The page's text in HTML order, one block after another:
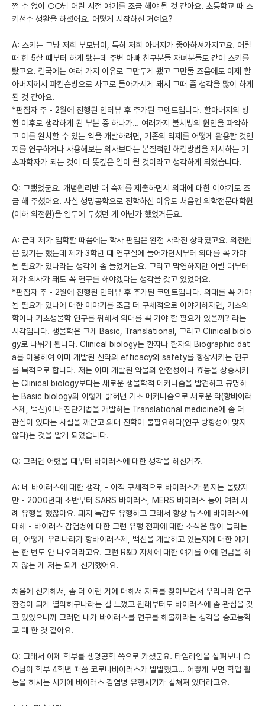
쩔 수 없이 ○○님 어린 시절 얘기를 조금 해야 될 것 같아요. 초등학교 때 스
키선수 생활을 하셨어요. 어떻게 시작하신 거예요?
A: 스키는 그냥 저희 부모님이, 특히 저희 아버지가 좋아하셔가지고요. 어릴
때 한 5살 때부터 하게 됐는데 주변 아빠 친구분들 자녀분들도 같이 스키를
탔고요. 결국에는 여러 가지 이유로 그만두게 됐고 그만둘 즈음에도 이제 할
아버지께서 파킨슨병으로 사고로 돌아가시게 돼서 그때 좀 생각을 많이 하게
된 것 같아요.
*편집자 주 - 2월에 진행된 인터뷰 후 추가된 코멘트입니다. 할아버지의 병
환 이후로 생각하게 된 부분 중 하나가… 여러가지 불치병의 원인을 파악하
고 이를 완치할 수 있는 약을 개발하려면, 기존의 약제를 어떻게 활용할 것인
지를 연구하거나 사용해보는 의사보다는 본질적인 해결방법을 제시하는 기
초과학자가 되는 것이 더 뜻깊은 일이 될 것이라고 생각하게 되었습니다.
Q: 그랬었군요. 개념원리반 때 숙제를 제출하면서 의대에 대한 이야기도 조
금 해 주셨어요. 사실 생명공학으로 진학하신 이유도 처음엔 의학전문대학원
(이하 의전원)을 염두에 두셨던 게 아닌가 했었거든요.
A: 근데 제가 입학할 때쯤에는 학사 편입은 완전 사라진 상태였고요. 의전원
은 있기는 했는데 제가 3학년 때 연구실에 들어가면서부터 의대를 꼭 가야
될 필요가 있나라는 생각이 좀 들었거든요. 그리고 막연하지만 어릴 때부터
제가 의사가 돼도 꼭 연구를 해야겠다는 생각을 갖고 있었어요.
*편집자 주 - 2월에 진행된 인터뷰 후 추가된 코멘트입니다. 의대를 꼭 가야
될 필요가 있나에 대한 이야기를 조금 더 구체적으로 이야기하자면, 기초의
학이나 기초생물학 연구를 위해서 의대를 꼭 가야 할 필요가 있을까? 라는
시각입니다. 생물학은 크게 Basic, Translational, 그리고 Clinical biolo
gy로 나뉘게 됩니다. Clinical biology는 환자나 환자의 Biographic dat
a를 이용하여 이미 개발된 신약의 efficacy와 safety를 향상시키는 연구
를 목적으로 합니다. 저는 이미 개발된 약물의 안전성이나 효능을 상승시키
는 Clinical biology보다는 새로운 생물학적 메커니즘을 발견하고 규명하
는 Basic biology와 이렇게 밝혀낸 기초 메커니즘으로 새로운 약(항바이러
스제, 백신)이나 진단기법을 개발하는 Translational medicine에 좀 더
관심이 있다는 사실을 깨닫고 의대 진학이 불필요하다(연구 방향성이 맞지
않다)는 것을 알게 되었습니다.
Q: 그러면 어렸을 때부터 바이러스에 대한 생각을 하신거죠.
A: 네 바이러스에 대한 생각, - 아직 구체적으로 바이러스가 뭔지는 몰랐지
만 - 2000년대 초반부터 SARS 바이러스, MERS 바이러스 등이 여러 차
례 유행을 했잖아요. 돼지 독감도 유행하고 그래서 항상 뉴스에 바이러스에
대해 - 바이러스 감염병에 대한 그런 유행 전파에 대한 소식은 많이 들리는
데, 어떻게 우리나라가 항바이러스제, 백신을 개발하고 있는지에 대한 얘기
는 한 번도 안 나오더라고요. 그런 R&D 자체에 대한 얘기를 아예 언급을 하
지 않는 게 저는 되게 신기했어요.
처음에 신기해서, 좀 더 이런 거에 대해서 자료를 찾아보면서 우리나라 연구
환경이 되게 열악하구나라는 걸 느꼈고 원래부터도 바이러스에 좀 관심을 갖
고 있었으니까 그러면 내가 바이러스를 연구를 해볼까라는 생각을 중고등학
교 때 한 것 같아요.
Q: 그래서 이제 학부를 생명공학 쪽으로 가셨군요. 타임라인을 살펴보니 ○
○님이 학부 4학년 때쯤 코로나바이러스가 발발했고… 어떻게 보면 학업 활
동을 하시는 시기에 바이러스 감염병 유행시기가 걸쳐져 있더라고요.